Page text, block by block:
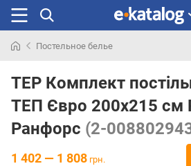
раньше
Постельное белье
TEP Комплект
ТЕП Євро 200x215 см
Ранфорс (2-
1 402 — 1 808 грн.